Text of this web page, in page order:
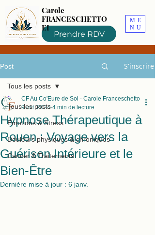
Prendre RDV
ME
NU
Carole
FRANCESCHETTO
EI
Post S'inscrire
Tous les posts
Emotions & Stress
Douleurs physiques & chroniques
Cancer & Traitements
Tous les posts
Hypnose Thérapeutique à
Rouen : Voyage vers la
Guérison Intérieure et le
Bien-Être
CF Au Co'Eure de Soi - Carole Franceschetto
9 oct. 2024 4 min de lecture
Dernière mise à jour : 6 janv.